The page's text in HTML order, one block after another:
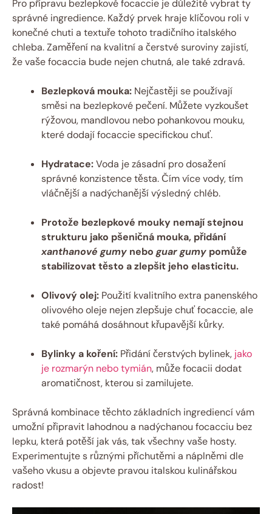
Pro přípravu bezlepkové focaccie je důležité vybrat ty
správné ingredience. Každý prvek hraje klíčovou roli v
konečné chuti a textuře tohoto tradičního italského
chleba. Zaměření na kvalitní a čerstvé suroviny zajistí,
že vaše focaccia bude nejen chutná, ale také zdravá.
Bezlepková mouka: Nejčastěji se používají
směsi na bezlepkové pečení. Můžete vyzkoušet
rýžovou, mandlovou nebo pohankovou mouku,
které dodají focaccie specifickou chuť.
Hydratace:Voda je zásadní pro dosažení
správné konzistence těsta. Čím více vody, tím
vláčnější a nadýchanější výsledný chléb.
Protože bezlepkové mouky nemají stejnou
strukturu jako pšeničná mouka, přidání
xanthanové gumy nebo guar gumy pomůže
stabilizovat těsto a zlepšit jeho elasticitu.
Olivový olej: Použití kvalitního extra panenského
olivového oleje nejen zlepšuje chuť focaccie, ale
také pomáhá dosáhnout křupavější kůrky.
Bylinky a koření: Přidání čerstvých bylinek, jako
je rozmarýn nebo tymián, může focacii dodat
aromatičnost, kterou si zamilujete.
Správná kombinace těchto základních ingrediencí vám
umožní připravit lahodnou a nadýchanou focacciu bez
lepku, která potěší jak vás, tak všechny vaše hosty.
Experimentujte s různými příchutěmi a náplněmi dle
vašeho vkusu a objevte pravou italskou kulinářskou
radost!